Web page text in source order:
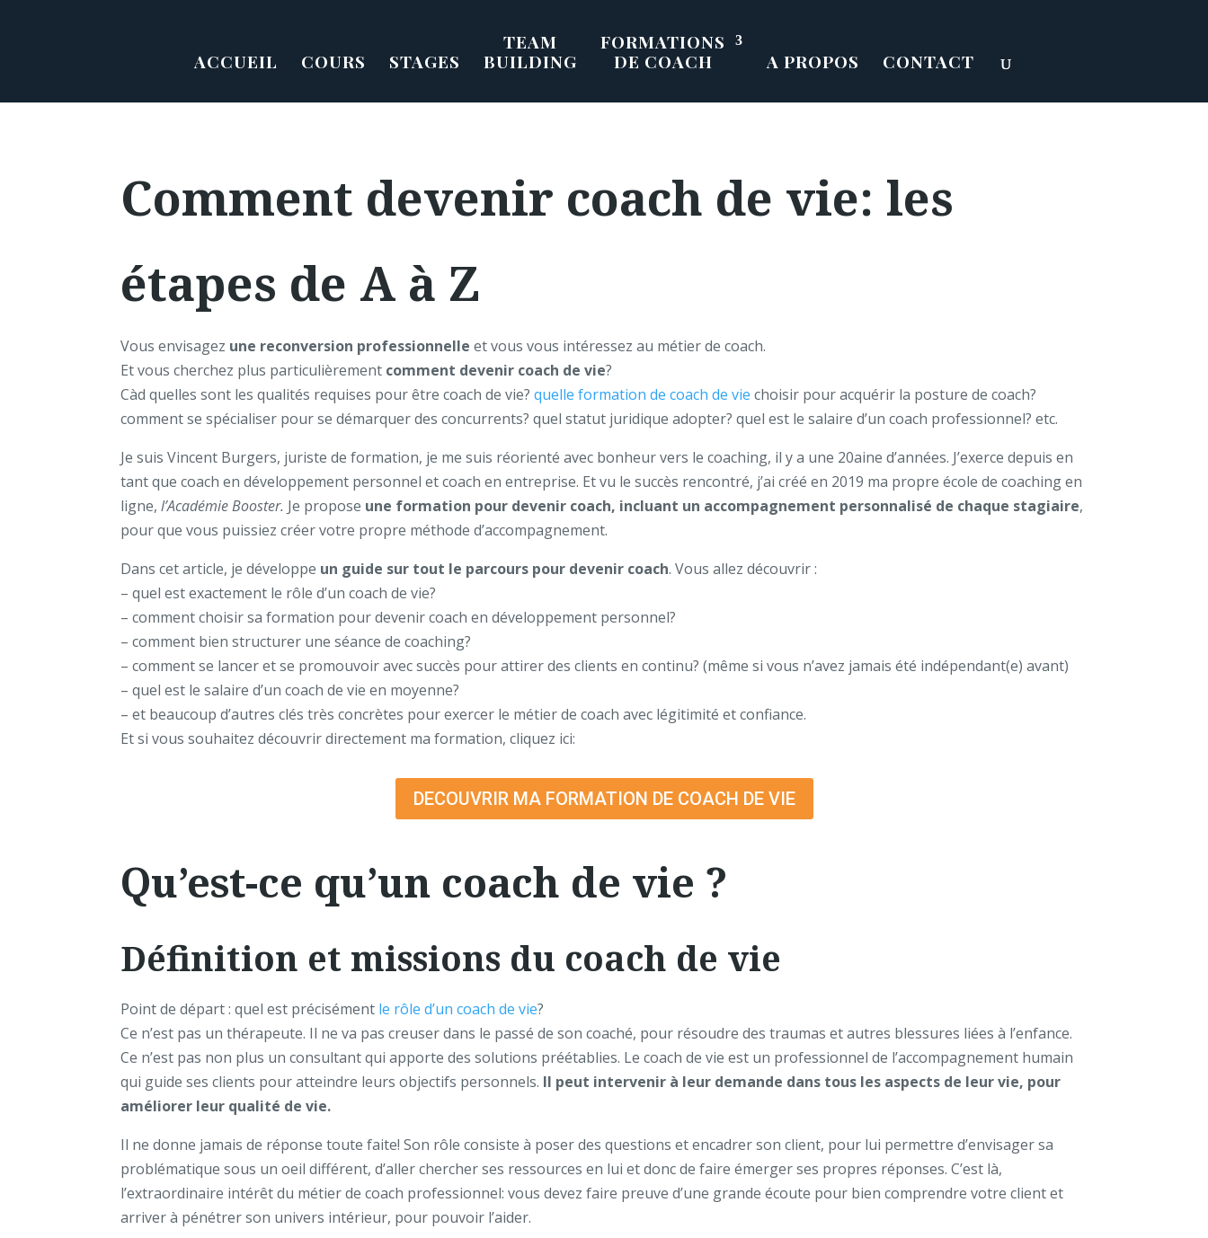
ACCUEIL COURS STAGES
TEAM
BUILDING
FORMATIONS
DE COACH
A PROPOS CONTACT
Comment devenir coach de vie: les
étapes de A à Z
Vous envisagez une reconversion professionnelle et vous vous intéressez au métier de coach.
Et vous cherchez plus particulièrement comment devenir coach de vie?
Càd quelles sont les qualités requises pour être coach de vie?quelle formation de coach de viechoisir pour acquérir la posture de coach?
comment se spécialiser pour se démarquer des concurrents? quel statut juridique adopter? quel est le salaire d’un coach professionnel? etc.
Je suis Vincent Burgers, juriste de formation, je me suis réorienté avec bonheur vers le coaching, il y a une 20aine d’années. J’exerce depuis en
tant que coach en développement personnel et coach en entreprise. Et vu le succès rencontré, j’ai créé en 2019 ma propre école de coaching en
ligne,l’Académie Booster. Je propose une formation pour devenir coach, incluant un accompagnement personnalisé de chaque stagiaire,
pour que vous puissiez créer votre propre méthode d’accompagnement.
Dans cet article, je développe un guide sur tout le parcours pour devenir coach. Vous allez découvrir :
– quel est exactement le rôle d’un coach de vie?
– comment choisir sa formation pour devenir coach en développement personnel?
– comment bien structurer une séance de coaching?
– comment se lancer et se promouvoir avec succès pour attirer des clients en continu? (même si vous n’avez jamais été indépendant(e) avant)
– quel est le salaire d’un coach de vie en moyenne?
– et beaucoup d’autres clés très concrètes pour exercer le métier de coach avec légitimité et confiance.
Et si vous souhaitez découvrir directement ma formation, cliquez ici:
DECOUVRIR MA FORMATION DE COACH DE VIE
Qu’est-ce qu’un coach de vie ?
Définition et missions du coach de vie
Point de départ : quel est précisément le rôle d’un coach de vie?
Ce n’est pas un thérapeute. Il ne va pas creuser dans le passé de son coaché, pour résoudre des traumas et autres blessures liées à l’enfance.
Ce n’est pas non plus un consultant qui apporte des solutions préétablies. Le coach de vie est un professionnel de l’accompagnement humain
qui guide ses clients pour atteindre leurs objectifs personnels. Il peut intervenir à leur demande dans tous les aspects de leur vie, pour
améliorer leur qualité de vie.
Il ne donne jamais de réponse toute faite! Son rôle consiste à poser des questions et encadrer son client, pour lui permettre d’envisager sa
problématique sous un oeil différent, d’aller chercher ses ressources en lui et donc de faire émerger ses propres réponses. C’est là,
l’extraordinaire intérêt du métier de coach professionnel: vous devez faire preuve d’une grande écoute pour bien comprendre votre client et
arriver à pénétrer son univers intérieur, pour pouvoir l’aider.